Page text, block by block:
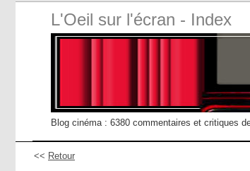
L'Oeil sur l'écran - Index
Blog cinéma : 6380 commentaires et critiques
<< Retour